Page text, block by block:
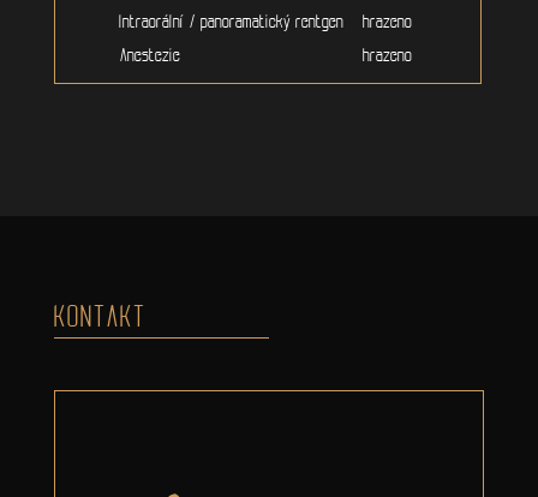
Intraorální / panoramatický rentgen hrazeno
Anestezie hrazeno
KONTAKT